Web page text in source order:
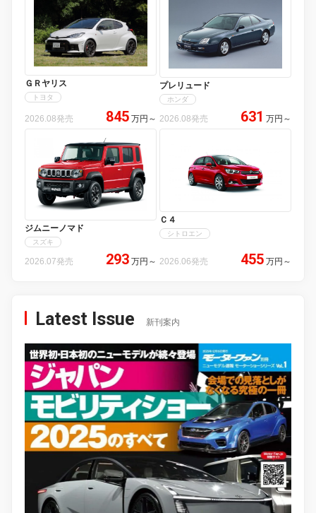
ＧＲヤリス
トヨタ
2026.08発売 845 万円 ～
プレリュード
ホンダ
2026.08発売 631 万円 ～
ジムニーノマド
スズキ
2026.07発売 293 万円 ～
Ｃ４
シトロエン
2026.06発売 455 万円 ～
Latest Issue 新刊案内